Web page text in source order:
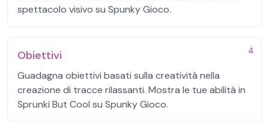
spettacolo visivo su Spunky Gioco.
4
Obiettivi
Guadagna obiettivi basati sulla creatività nella
creazione di tracce rilassanti. Mostra le tue abilità in
Sprunki But Cool su Spunky Gioco.